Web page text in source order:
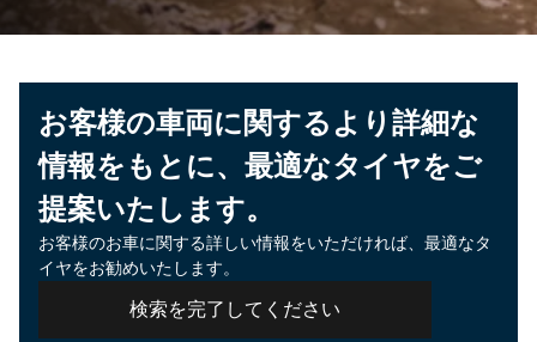
お客様の車両に関するより詳細な
情報をもとに、最適なタイヤをご
提案いたします。
お客様のお車に関する詳しい情報をいただければ、最適なタ
イヤをお勧めいたします。
検索を完了してください